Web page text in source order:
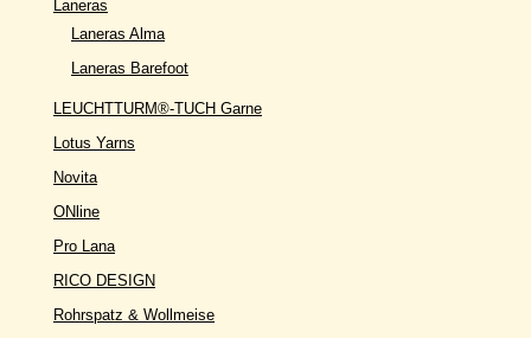
Laneras
Laneras Alma
Laneras Barefoot
LEUCHTTURM®-TUCH Garne
Lotus Yarns
Novita
ONline
Pro Lana
RICO DESIGN
Rohrspatz & Wollmeise